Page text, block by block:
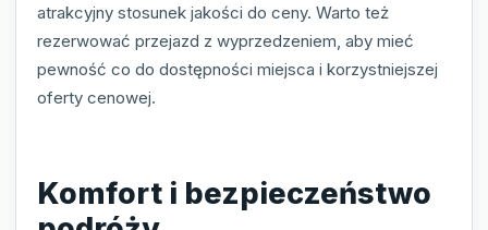
atrakcyjny stosunek jakości do ceny. Warto też
rezerwować przejazd z wyprzedzeniem, aby mieć
pewność co do dostępności miejsca i korzystniejszej
oferty cenowej.
Komfort i bezpieczeństwo